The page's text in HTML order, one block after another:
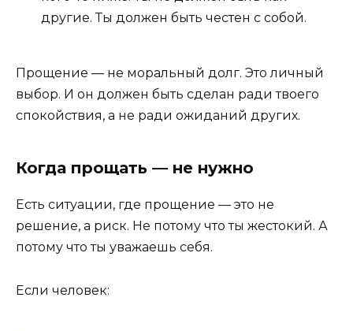
другие. Ты должен быть честен с собой.
Прощение — не моральный долг. Это личный
выбор. И он должен быть сделан ради твоего
спокойствия, а не ради ожиданий других.
Когда прощать — не нужно
Есть ситуации, где прощение — это не
решение, а риск. Не потому что ты жестокий. А
потому что ты уважаешь себя.
Если человек: